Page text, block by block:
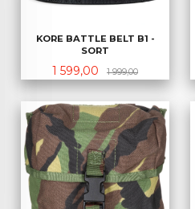
KORE BATTLE BELT B1 -
SORT
Tilbud
1 599,00 1 999,00Rabatt